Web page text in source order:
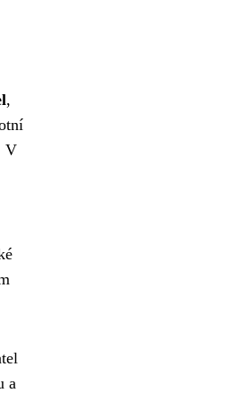
,
V
a